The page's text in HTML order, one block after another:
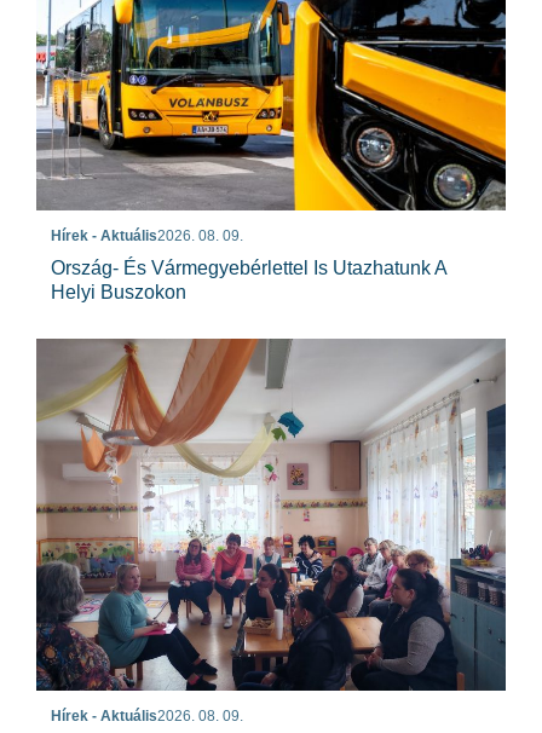
Hírek - Aktuális2026. 08. 09.
Ország- És Vármegyebérlettel Is Utazhatunk A
Helyi Buszokon
Hírek - Aktuális2026. 08. 09.